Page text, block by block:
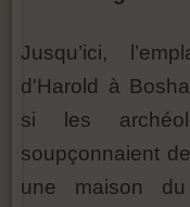
Jusqu’ici,
d'Harold à
si les
soupçonnaient
une maison